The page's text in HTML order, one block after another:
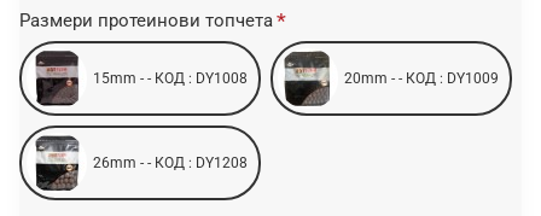
Размери протеинови топчета
15mm - - КОД : DY1008 20mm - - КОД : DY1009
26mm - - КОД : DY1208